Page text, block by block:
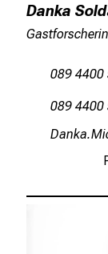
Danka
089 4400
089 4400